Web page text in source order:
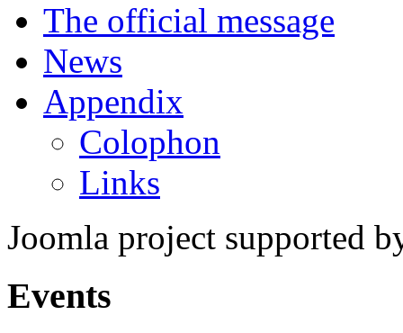
The official message
News
Appendix
Colophon
Links
Joomla project supported
Events